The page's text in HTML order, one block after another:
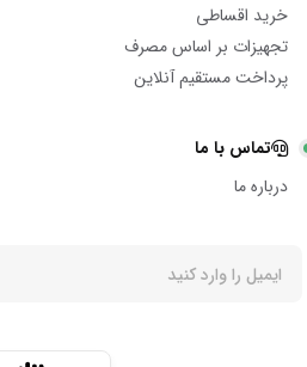
خرید اقساطی
تجهیزات بر اساس مصرف
پرداخت مستقیم آنلاین
تماس با ما
درباره ما